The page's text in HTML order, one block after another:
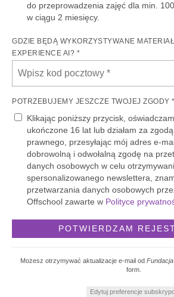
do przeprowadzenia zajęć dla min.
w ciągu 2 miesięcy.
GDZIE BĘDĄ WYKORZYSTYWANE
EXPERIENCE AI? *
POTRZEBUJEMY JESZCZE TWOJEJ ZGODY *
Klikając poniższy przycisk,
ukończone 16 lat lub działam za
prawnego, przesyłając mój adres e-
dobrowolną i odwołalną zgodę na
danych osobowych w celu
spersonalizowanego newslettera,
przetwarzania danych osobowych
Offschool zawarte w Polityce
Możesz otrzymywać aktualizacje e-mail od
form.
Edytuj preferencje